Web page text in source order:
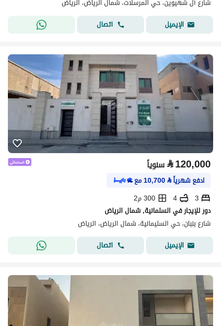
شارع آل شهيوين، حي المرسلات، شمال الرياض، الرياض
الإيميل
اتصال
⃁120,000 سنوياً
ادفع شهرياً⃁
10,700مع
3
4
300 م2
دور للإيجار في السلمانية, شمال الرياض
شارع بنبان، حي السليمانية، شمال الرياض، الرياض
الإيميل
اتصال